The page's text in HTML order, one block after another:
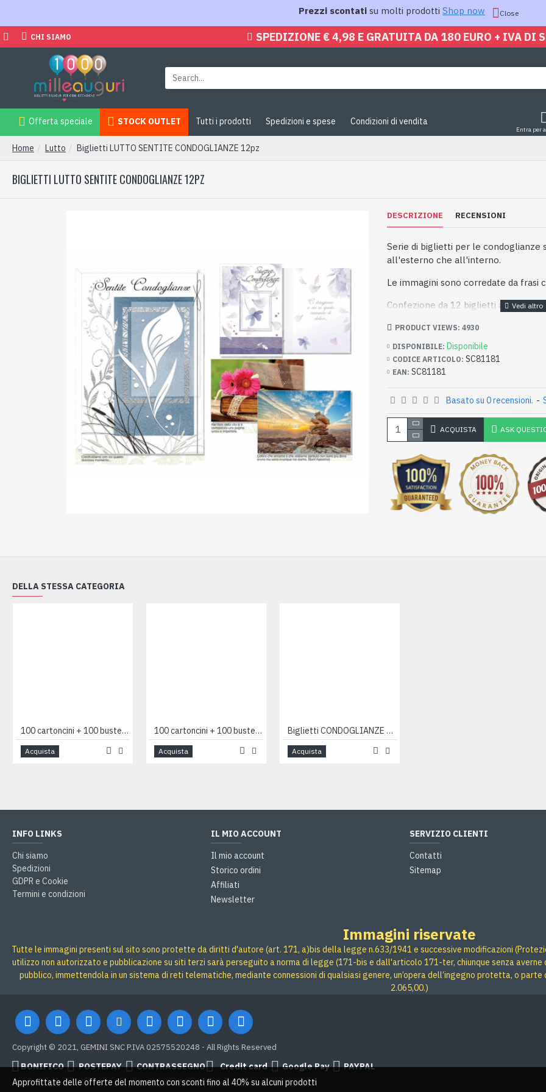
Prezzi scontati su molti prodotti Shop now Close
CHI SIAMO SPEDIZIONE € 4,98 E GRATUITA DA 180 EURO + IVA DI
Offerta speciale STOCK OUTLET Tutti i prodotti Spedizioni e spese Condizioni di vendita
Entra per
Home Lutto Biglietti LUTTO SENTITE CONDOGLIANZE 12pz
BIGLIETTI LUTTO SENTITE CONDOGLIANZE 12PZ
DESCRIZIONE RECENSIONI
Serie di biglietti per le condoglianze
all'esterno che all'interno.
Le immagini sono corredate da frasi
Confezione da 12 biglietti assortiti in
DISPONIBILE: Disponibile
CODICE ARTICOLO: SC81181
EAN: SC81181
PRODUCT VIEWS: 4930
Basato su 0 recensioni. -
ACQUISTA ASK
DELLA STESSA CATEGORIA
100 cartoncini + 100 buste LUTTO 9x14 F9
Acquista
100 cartoncini + 100 buste RINGRAZIAMENTO LUTTO 9x14 F9
Acquista
Biglietti CONDOGLIANZE 12pz
Acquista
INFO LINKS
Chi siamo
Spedizioni
GDPR e Cookie
Termini e condizioni
IL MIO ACCOUNT
Il mio account
Storico ordini
Affiliati
Newsletter
SERVIZIO CLIENTI
Contatti
Sitemap
Immagini riservate
Tutte le immagini presenti sul sito sono protette da diritti d'autore (art. 171, a)bis della legge n.633/1941 e successive modificazioni
utilizzo non autorizzato e pubblicazione su siti terzi sarà perseguito a norma di legge (171-bis e dall'articolo 171-ter, chiunque senza
pubblico, immettendola in un sistema di reti telematiche, mediante connessioni di qualsiasi genere, un’opera dell’ingegno protetta, o
2.065,00.)
Copyright © 2021, GEMINI SNC P.IVA 02575520248 - All Rights Reserved
BONIFICO POSTEPAY CONTRASSEGNO Credit card Google Pay
PAYPAL
Approfittate delle offerte del momento con sconti fino al 40% su alcuni prodotti